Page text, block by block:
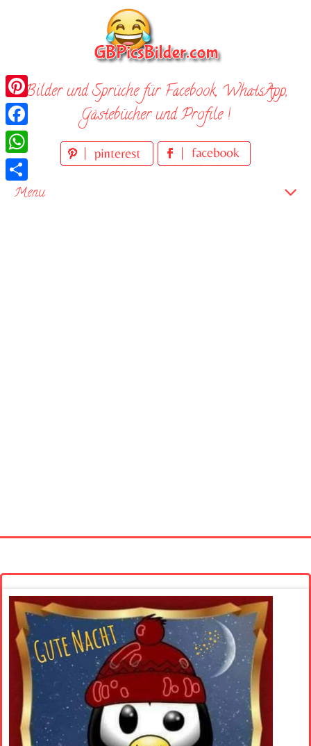
Bilder und Sprüche für Facebook, WhatsApp,
Gästebücher und Profile !
Menu
Pinterest
Facebook
WhatsApp
Teilen